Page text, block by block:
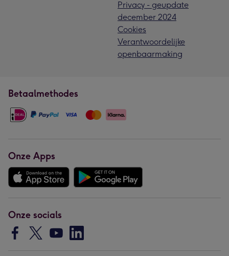
Privacy - geupdate
december 2024
Cookies
Verantwoordelijke
openbaarmaking
Betaalmethodes
Onze Apps
Onze socials